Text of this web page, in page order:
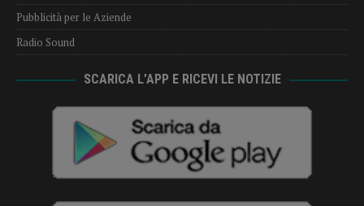
Pubblicità per le Aziende
Radio Sound
SCARICA L’APP E RICEVI LE NOTIZIE